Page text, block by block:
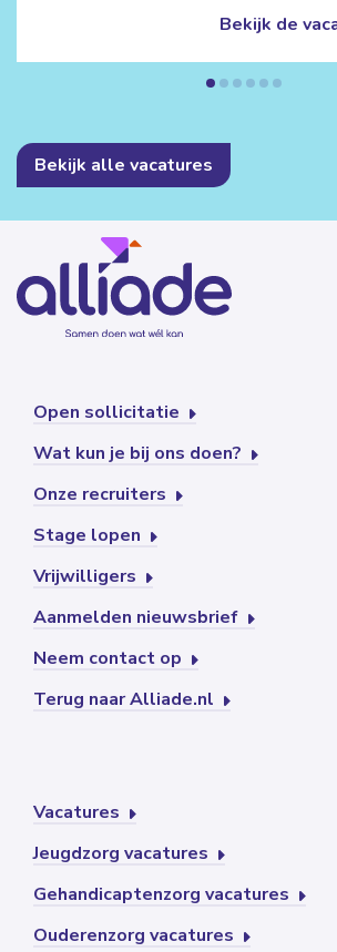
Bekijk de
Bekijk alle vacatures
Open sollicitatie
Wat kun je bij ons doen?
Onze recruiters
Stage lopen
Vrijwilligers
Aanmelden nieuwsbrief
Neem contact op
Terug naar Alliade.nl
Vacatures
Jeugdzorg vacatures
Gehandicaptenzorg vacatures
Ouderenzorg vacatures